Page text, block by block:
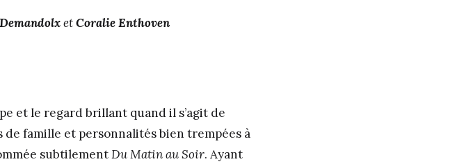
etCoralie Enthoven
et le regard brillant quand il s’agit de
famille et personnalités bien trempées à
subtilementDu Matin au Soir. Ayant